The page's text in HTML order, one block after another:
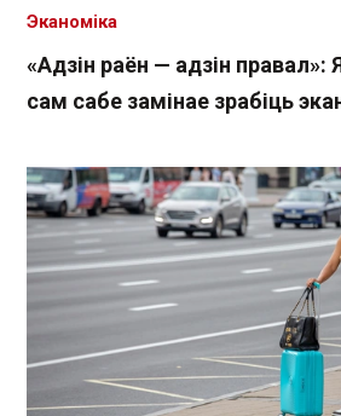
«Адзін раён — адзін правал»:
сам сабе замінае зрабіць
Эканоміка